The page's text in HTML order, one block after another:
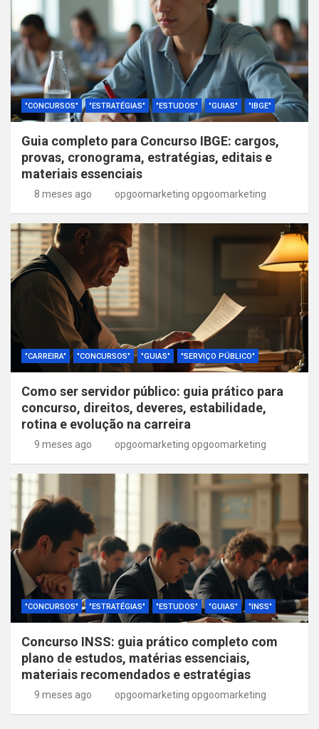
"CONCURSOS" "ESTRATÉGIAS" "ESTUDOS" "GUIAS" "IBGE"
Guia completo para Concurso IBGE: cargos,
provas, cronograma, estratégias, editais e
materiais essenciais
8 meses ago opgoomarketing opgoomarketing
"CARREIRA" "CONCURSOS" "GUIAS" "SERVIÇO PÚBLICO"
Como ser servidor público: guia prático para
concurso, direitos, deveres, estabilidade,
rotina e evolução na carreira
9 meses ago opgoomarketing opgoomarketing
"CONCURSOS" "ESTRATÉGIAS" "ESTUDOS" "GUIAS" "INSS"
Concurso INSS: guia prático completo com
plano de estudos, matérias essenciais,
materiais recomendados e estratégias
9 meses ago opgoomarketing opgoomarketing